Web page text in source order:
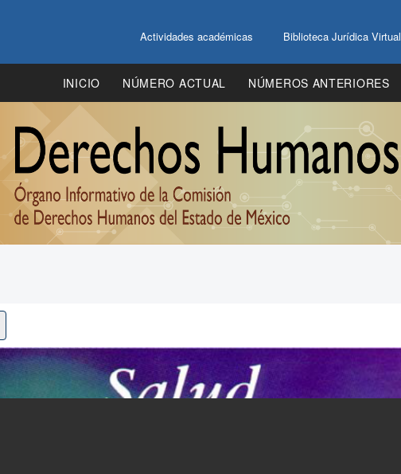
Actividades académicas Biblioteca Jurídica Virtual
INICIO NÚMERO ACTUAL NÚMEROS ANTERIORES